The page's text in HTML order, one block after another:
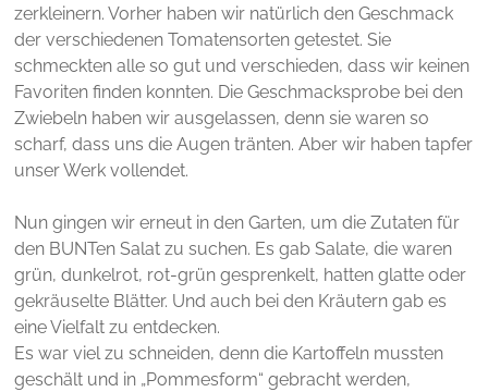
zerkleinern. Vorher haben wir natürlich den Geschmack
der verschiedenen Tomatensorten getestet. Sie
schmeckten alle so gut und verschieden, dass wir keinen
Favoriten finden konnten. Die Geschmacksprobe bei den
Zwiebeln haben wir ausgelassen, denn sie waren so
scharf, dass uns die Augen tränten. Aber wir haben tapfer
unser Werk vollendet.
Nun gingen wir erneut in den Garten, um die Zutaten für
den BUNTen Salat zu suchen. Es gab Salate, die waren
grün, dunkelrot, rot-grün gesprenkelt, hatten glatte oder
gekräuselte Blätter. Und auch bei den Kräutern gab es
eine Vielfalt zu entdecken.
Es war viel zu schneiden, denn die Kartoffeln mussten
geschält und in „Pommesform“ gebracht werden,